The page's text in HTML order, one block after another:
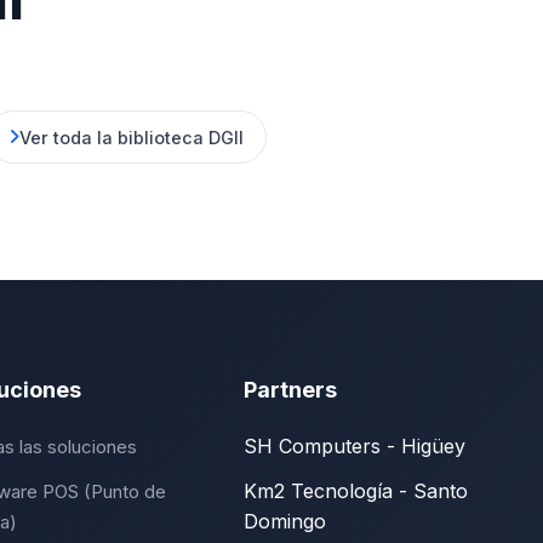
Ver toda la biblioteca DGII
las soluciones
POS (Punto de
Partners
SH Computers - Higüey
Km2 Tecnología - Santo
Domingo